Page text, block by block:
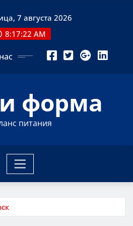
7 августа 2026
8:17:23 AM
форма
питания